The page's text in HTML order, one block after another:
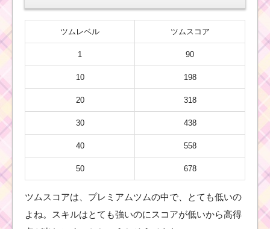
ツムレベル ツムスコア
1 90
10 198
20 318
30 438
40 558
50 678
ツムスコアは、プレミアムツムの中で、とても低いの
よね。スキルはとても強いのにスコアが低いから高得